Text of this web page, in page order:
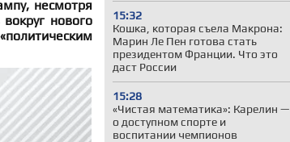
15:32
Кошка, которая съела Макрона:
Марин Ле Пен готова стать
президентом Франции. Что это
даст России
15:28
«Чистая математика»: Карелин —
о доступном спорте и
воспитании чемпионов
несмотря
нового